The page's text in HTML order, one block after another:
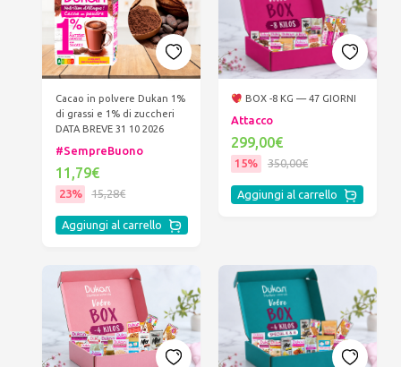
Cacao in polvere Dukan 1%
di grassi e 1% di zuccheri
DATA BREVE 31 10 2026
#SempreBuono
11,79€
23% 15,28€
Aggiungi al carrello
BOX -8 KG — 47 GIORNI
Attacco
299,00€
15% 350,00€
Aggiungi al carrello